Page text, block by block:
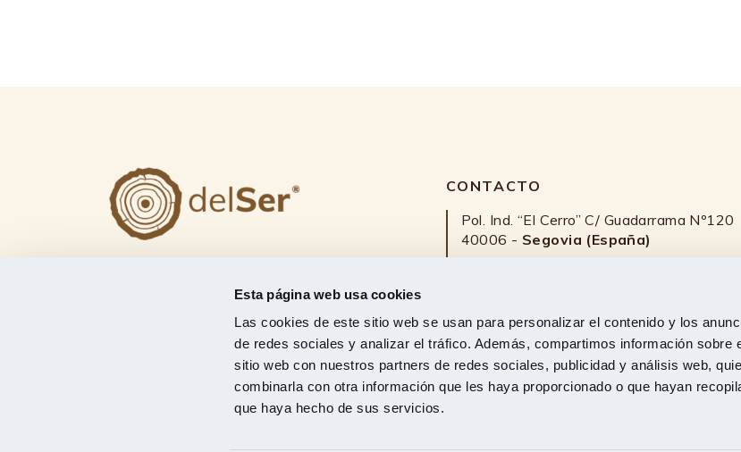
Esta página web usa cookies
Las cookies de este sitio web se usan para personalizar el contenido y los
de redes sociales y analizar el tráfico. Además, compartimos información sobre
sitio web con nuestros partners de redes sociales, publicidad y análisis web,
combinarla con otra información que les haya proporcionado o que hayan
que haya hecho de sus servicios.
, artesanos y fabricantes
AITIM(Asociación de
investigación de las industrias de la madera)
con el objetivo de seguir en la vanguardia
CONTACTO
Pol. Ind. “El Cerro” C/ Guadarrama Nº120
40006 - Segovia (España)
921 42 90 40
676 918 264/610 55 30 99(Madrid)